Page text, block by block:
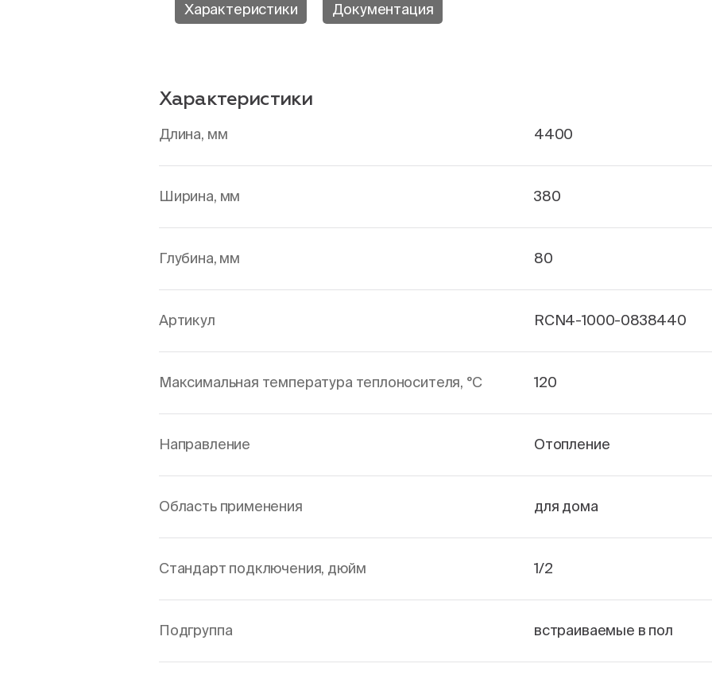
Характеристики Документация
Характеристики
Длина, мм 4400
Ширина, мм 380
Глубина, мм 80
Артикул RCN4-1000-0838440
Максимальная температура теплоносителя, °С 120
Направление Отопление
Область применения для дома
Стандарт подключения, дюйм 1/2
Подгруппа встраиваемые в пол